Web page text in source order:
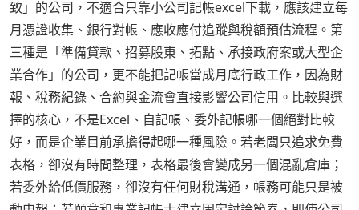
致」的公司，不適合只靠小公司記帳excel下載，應該建立每
月憑證收集、銀行對帳、應收應付追蹤與稅額預估流程。第
三種是「準備貸款、招募股東、拓點、承接政府案或大型企
業合作」的公司，更不能把記帳當成月底行政工作，因為財
報、稅務紀錄、合約與金流會直接影響公司信用。比較與選
擇的核心，不是Excel、自記帳、委外記帳哪一個絕對比較
好，而是企業目前承擔得起哪一種風險。若老闆只追求免費
表格，卻沒有時間整理，表格最後會變成另一個混亂倉庫；
若委外給低價服務，卻沒有任何財稅溝通，帳務可能只是被